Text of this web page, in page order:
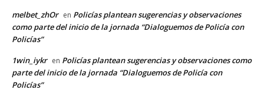
melbet_zhOr en Policías plantean sugerencias y observaciones
como parte del inicio de la jornada “Dialoguemos de Policía con
Policías”
1win_iykr en Policías plantean sugerencias y observaciones como
parte del inicio de la jornada “Dialoguemos de Policía con
Policías”